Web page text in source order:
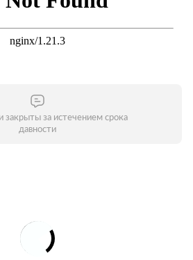
закрыты за истечением срока
давности